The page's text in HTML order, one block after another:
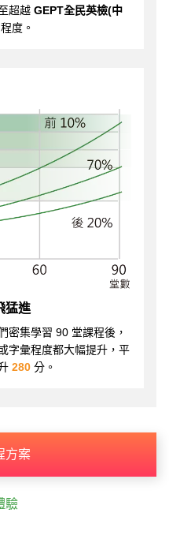
超越 GEPT全民英檢(中
度。
猛進
密集學習 90 堂課程後，
字彙程度都大幅提升，平
280 分。
方案
驗